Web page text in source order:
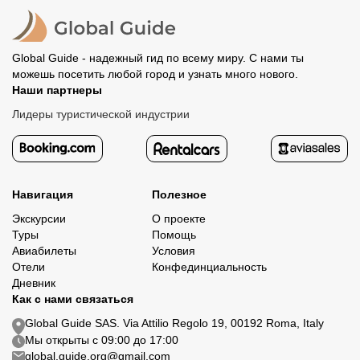
организатору напрямую не требуется.
Global Guide - надежный гид по всему миру. С нами ты
можешь посетить любой город и узнать много нового.
Наши партнеры
Лидеры туристической индустрии
Навигация
Экскурсии
Туры
Авиабилеты
Отели
Дневник
Полезное
О проекте
Помощь
Условия
Конфединциальность
Как с нами связаться
Global Guide SAS. Via Attilio Regolo 19, 00192 Roma, Italy
Мы открыты с 09:00 до 17:00
global.guide.org@gmail.com